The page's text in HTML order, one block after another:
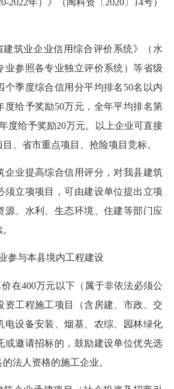
筑业企业信用综合评价系统》（水
业参照各专业独立评价系统）等省级
个季度综合信用分平均排名50名以内
度给予奖励50万元，全年平均排名第
度给予奖励20万元。以上企业可直接
、省市重点项目、抢险项目竞标。
业提高综合信用评分，对我县建筑
须立项项目，可由建设单位提出立项
源、水利、生态环境、住建等部门应
与本县境内工程建设
400万元以下（属于非依法必须公
资工程施工项目（含房建、市政、交
电设备安装、烟基、农综、园林绿化
或邀请招标的，鼓励建设单位优先选
法人资格的施工企业。